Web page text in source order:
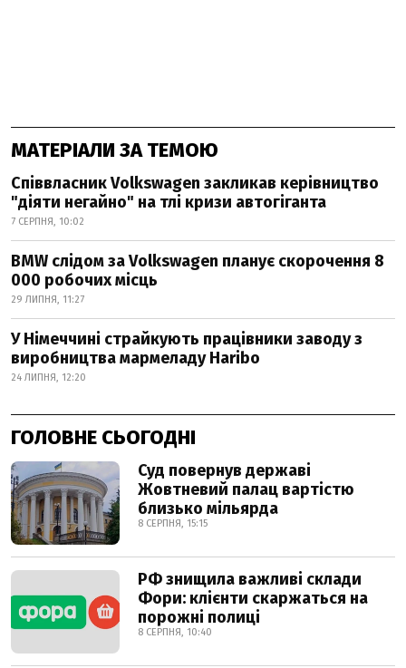
МАТЕРІАЛИ ЗА ТЕМОЮ
Співвласник Volkswagen закликав керівництво
"діяти негайно" на тлі кризи автогіганта
7 СЕРПНЯ, 10:02
BMW слідом за Volkswagen планує скорочення 8
000 робочих місць
29 ЛИПНЯ, 11:27
У Німеччині страйкують працівники заводу з
виробництва мармеладу Haribo
24 ЛИПНЯ, 12:20
ГОЛОВНЕ СЬОГОДНІ
Суд повернув державі
Жовтневий палац вартістю
близько мільярда
8 СЕРПНЯ, 15:15
РФ знищила важливі склади
Фори: клієнти скаржаться на
порожні полиці
8 СЕРПНЯ, 10:40